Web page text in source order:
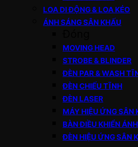
LOA DI ĐỘNG & LOA KÉO
ÁNH SÁNG SÂN KHẤU
MOVING HEAD
STROBE & BLINDER
ĐÈN PAR & WASH
ĐÈN CHIẾU TĨNH
ĐÈN LASER
MÁY HIỆU ỨNG SÂN
BÀN ĐIỀU KHIỂN
ĐÈN HIỆU ỨNG SÂN